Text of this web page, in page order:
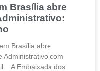
Brasília abre
Brasília abre
Administrativo com
A Embaixada dos